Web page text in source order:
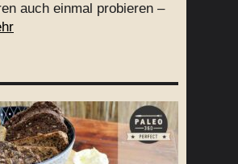
auch einmal probieren –